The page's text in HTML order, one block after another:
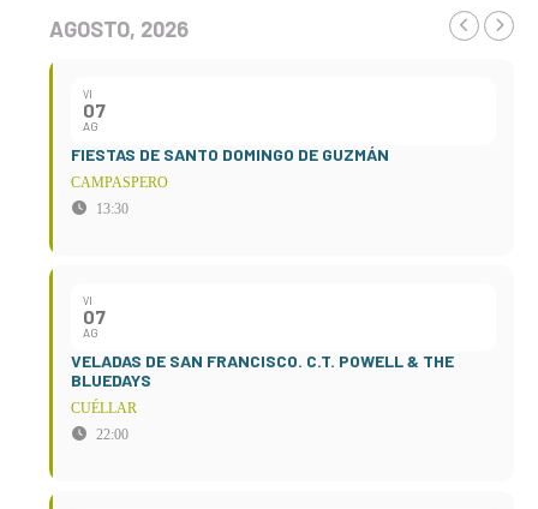
AGOSTO, 2026
VI
07
AG
FIESTAS DE SANTO DOMINGO DE GUZMÁN
CAMPASPERO
13:30
VI
07
AG
VELADAS DE SAN FRANCISCO. C.T. POWELL & THE
BLUEDAYS
CUÉLLAR
22:00